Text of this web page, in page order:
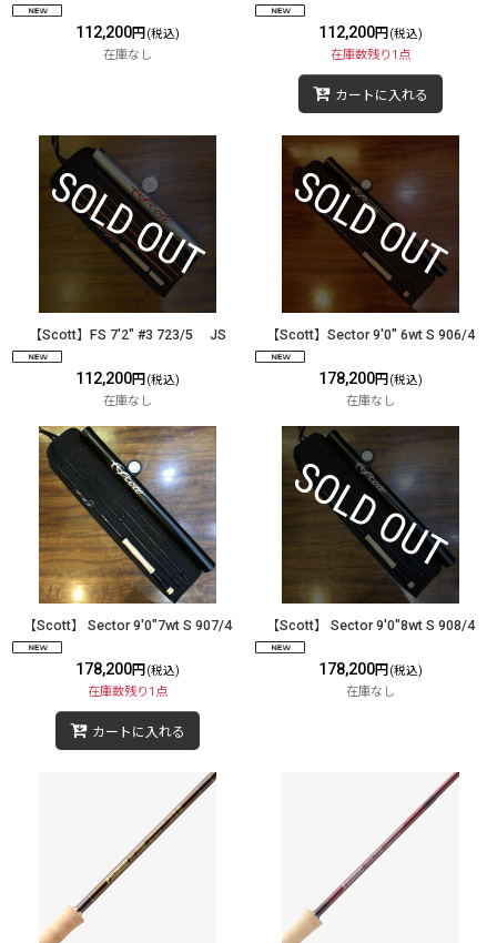
112,200円 (税込)
在庫なし
112,200円 (税込)
在庫数残り1点
カートに入れる
【Scott】FS 7'2" #3 723/5 JS
112,200円 (税込)
在庫なし
【Scott】Sector 9'0" 6wt S 906/4
178,200円 (税込)
在庫なし
【Scott】 Sector 9'0"7wt S 907/4
178,200円 (税込)
在庫数残り1点
カートに入れる
【Scott】 Sector 9'0"8wt S 908/4
178,200円 (税込)
在庫なし